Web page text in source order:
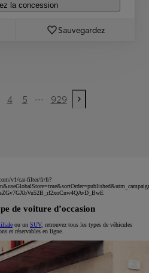
la concession
Sauvegardez
4 5 ... 929
Next page
v1/car-filter/fr/fr?
de voiture d’occasion
ou un SUV, retrouvez tous les types de véhicules
et réservables en ligne.